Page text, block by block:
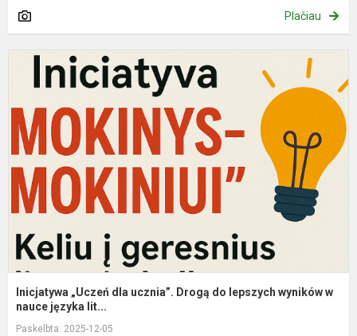
Plačiau
Inicjatywa „Uczeń dla ucznia”. Drogą do lepszych wyników w
nauce języka lit...
Paskelbta: 2025-12-05